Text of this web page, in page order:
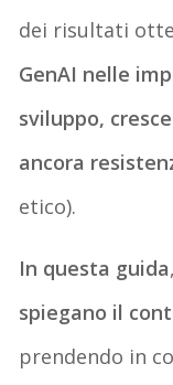
dei risultati
GenAI nelle
sviluppo,
ancora
etico).
In questa guida
spiegano il
prendendo in